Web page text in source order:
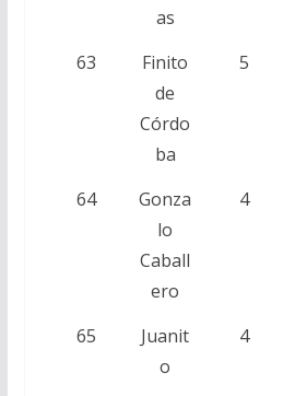
as
63
Finito
de
Córdo
ba
5
64
Gonza
lo
Caball
ero
4
65
Juanit
o
4